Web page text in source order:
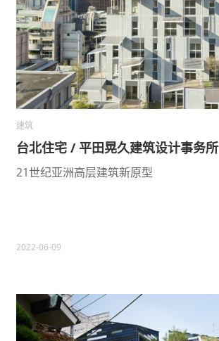
建筑
台北住宅 / 平田晃久建筑设计事务所
21世纪亚洲高层建筑新原型
2022-06-09